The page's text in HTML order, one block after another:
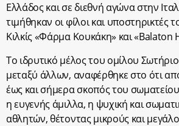
Ελλάδος και σε διεθνή αγώνα στην
τιμήθηκαν οι φίλοι και υποστηρικτές
Κιλκίς «Φάρμα Κουκάκη» και «Balaton
Το ιδρυτικό μέλος του ομίλου
μεταξύ άλλων, αναφέρθηκε στο ότι
έως και σήμερα σκοπός του
η ευγενής άμιλλα, η ψυχική και
αθλητών, θέτοντας μικρούς και